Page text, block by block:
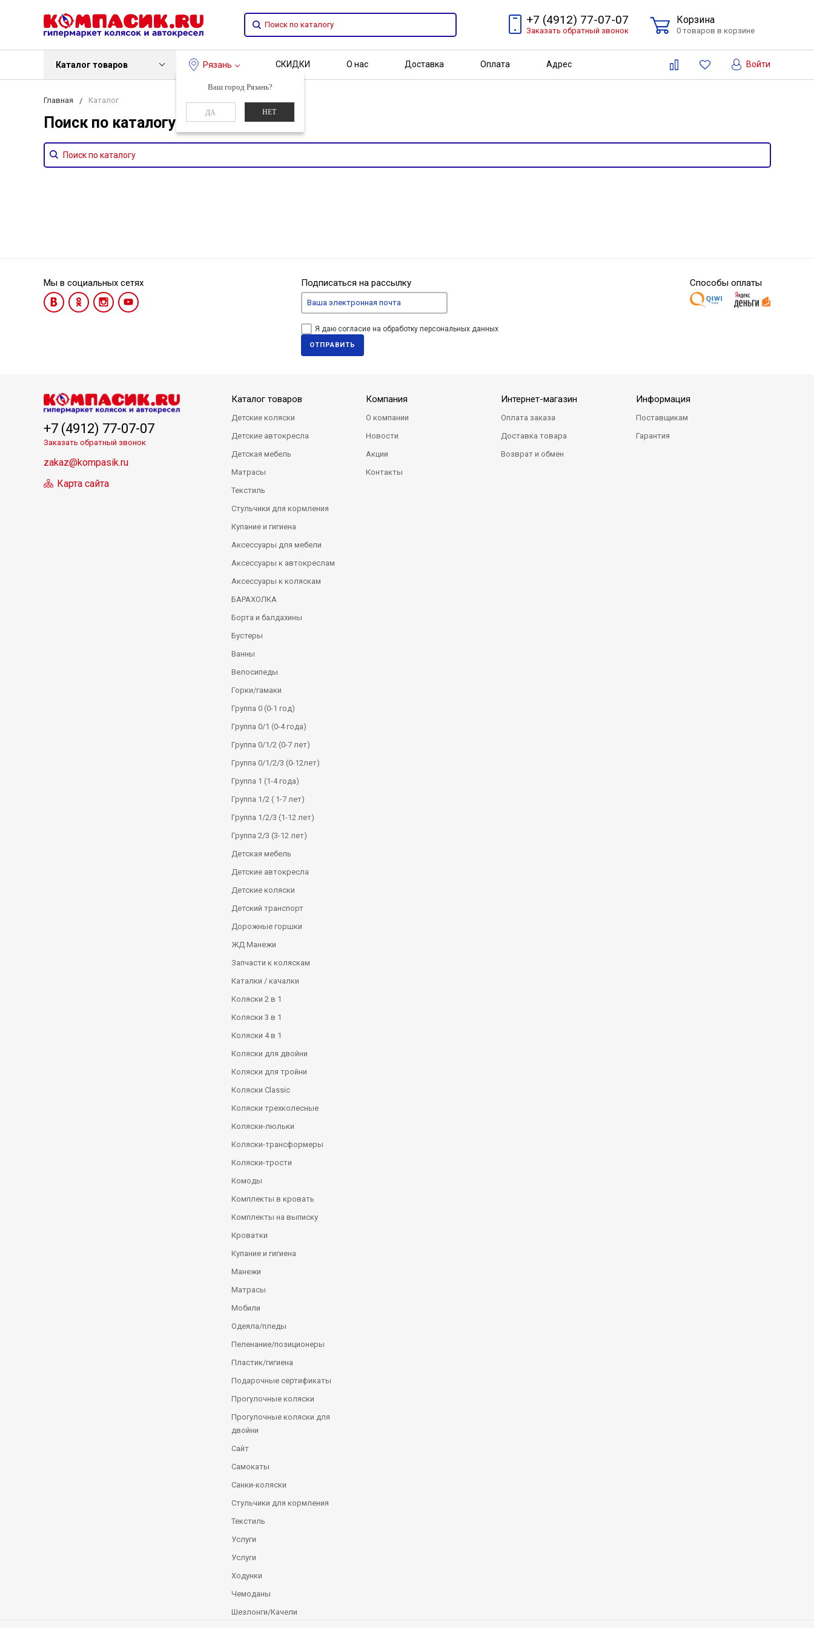
+7 (4912) 77-07-07
Заказать обратный звонок
Корзина
0 товаров в корзине
Каталог товаров Рязань
Ваш город Рязань?
ДА НЕТ
СКИДКИ О нас Доставка Оплата Адрес Войти
Главная Каталог
Поиск по каталогу
Мы в социальных сетях Подписаться на рассылку
Я даю согласие на обработку персональных данных
ОТПРАВИТЬ
Способы оплаты
+7 (4912) 77-07-07
Заказать обратный звонок
zakaz@kompasik.ru
Карта сайта
Каталог товаров
Детские коляски
Детские автокресла
Детская мебель
Матрасы
Текстиль
Стульчики для кормления
Купание и гигиена
Аксессуары для мебели
Аксессуары к автокреслам
Аксессуары к коляскам
БАРАХОЛКА
Борта и балдахины
Бустеры
Ванны
Велосипеды
Горки/гамаки
Группа 0 (0-1 год)
Группа 0/1 (0-4 года)
Группа 0/1/2 (0-7 лет)
Группа 0/1/2/3 (0-12лет)
Группа 1 (1-4 года)
Группа 1/2 ( 1-7 лет)
Группа 1/2/3 (1-12 лет)
Группа 2/3 (3-12 лет)
Детская мебель
Детские автокресла
Детские коляски
Детский транспорт
Дорожные горшки
ЖД Манежи
Запчасти к коляскам
Каталки / качалки
Коляски 2 в 1
Коляски 3 в 1
Коляски 4 в 1
Коляски для двойни
Коляски для тройни
Коляски Сlassic
Коляски трехколесные
Коляски-люльки
Коляски-трансформеры
Коляски-трости
Комоды
Комплекты в кровать
Комплекты на выписку
Кроватки
Купание и гигиена
Манежи
Матрасы
Мобили
Одеяла/пледы
Пеленание/позиционеры
Пластик/гигиена
Подарочные сертификаты
Прогулочные коляски
Прогулочные коляски для
двойни
Сайт
Самокаты
Санки-коляски
Стульчики для кормления
Текстиль
Услуги
Услуги
Ходунки
Чемоданы
Шезлонги/Качели
Компания
О компании
Новости
Акции
Контакты
Интернет-магазин
Оплата заказа
Доставка товара
Возврат и обмен
Информация
Поставщикам
Гарантия